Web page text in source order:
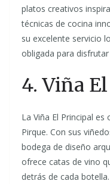
platos creativos
técnicas de cocina
su excelente servicio
obligada para
4. Viña
La Viña El Principal
Pirque. Con sus
bodega de diseño
ofrece catas de vino
detrás de cada